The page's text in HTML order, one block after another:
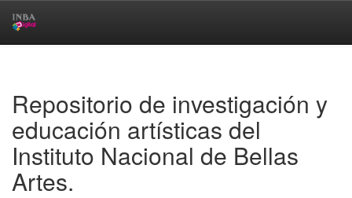
Repositorio de investigación y
educación artísticas del
Instituto Nacional de Bellas
Artes.